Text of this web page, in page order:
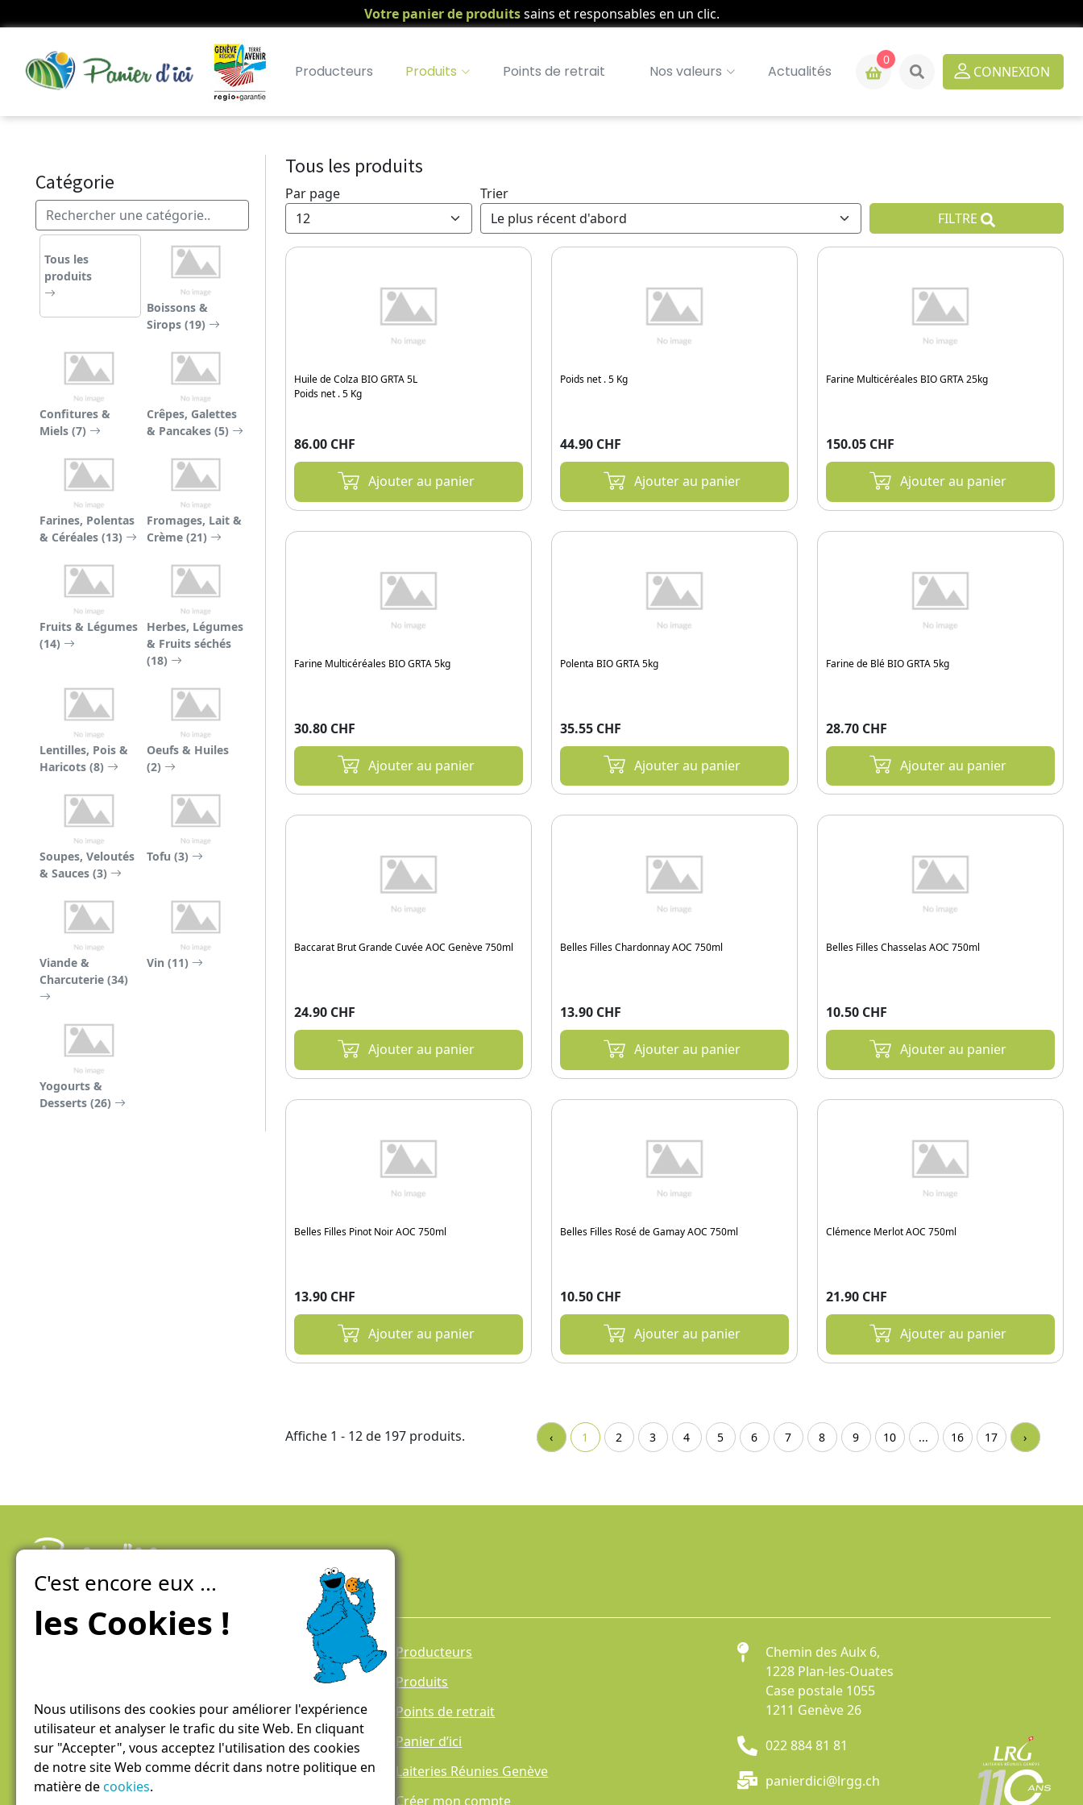
Votre panier de produitssains et responsables en un clic.
Producteurs Produits Points de retrait Nos valeurs Actualités
0
CONNEXION
Catégorie
Tous les
produits
Boissons &
Sirops (19)
Confitures &
Miels (7)
Crêpes, Galettes
& Pancakes (5)
Farines, Polentas
& Céréales (13)
Fromages, Lait &
Crème (21)
Fruits & Légumes
(14)
Herbes, Légumes
& Fruits séchés
(18)
Lentilles, Pois &
Haricots (8)
Oeufs & Huiles
(2)
Soupes, Veloutés
& Sauces (3)
Tofu (3)
Viande &
Charcuterie (34)
Vin (11)
Yogourts &
Desserts (26)
Tous les produits
Par page
Trier
FILTRE
Huile de Colza BIO GRTA 5L
Poids net . 5 Kg
86.00 CHF
Ajouter au panier
Poids net . 5 Kg
44.90 CHF
Ajouter au panier
Farine Multicéréales BIO GRTA 25kg
150.05 CHF
Ajouter au panier
Farine Multicéréales BIO GRTA 5kg
30.80 CHF
Ajouter au panier
Polenta BIO GRTA 5kg
35.55 CHF
Ajouter au panier
Farine de Blé BIO GRTA 5kg
28.70 CHF
Ajouter au panier
Baccarat Brut Grande Cuvée AOC Genève 750ml
24.90 CHF
Ajouter au panier
Belles Filles Chardonnay AOC 750ml
13.90 CHF
Ajouter au panier
Belles Filles Chasselas AOC 750ml
10.50 CHF
Ajouter au panier
Belles Filles Pinot Noir AOC 750ml
13.90 CHF
Ajouter au panier
Belles Filles Rosé de Gamay AOC 750ml
10.50 CHF
Ajouter au panier
Clémence Merlot AOC 750ml
21.90 CHF
Ajouter au panier
Affiche 1 - 12 de 197 produits. ‹ 1 2 3 4 5 6 7 8 9 10 ... 16 17 ›
La ferme de Genève
Conditions générales de vente / Mentions légales
Producteurs
Produits
Points de retrait
Panier d’ici
Laiteries Réunies Genève
Créer mon compte
Chemin des Aulx 6,
1228 Plan-les-Ouates
Case postale 1055
1211 Genève 26
022 884 81 81
panierdici@lrgg.ch
C'est encore eux ...
les Cookies !
Nous utilisons des cookies pour améliorer l'expérience
utilisateur et analyser le trafic du site Web. En cliquant
sur "Accepter", vous acceptez l'utilisation des cookies
de notre site Web comme décrit dans notre politique en
matière decookies.